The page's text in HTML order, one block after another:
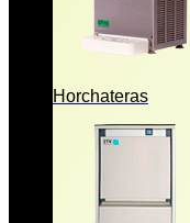
Horchateras